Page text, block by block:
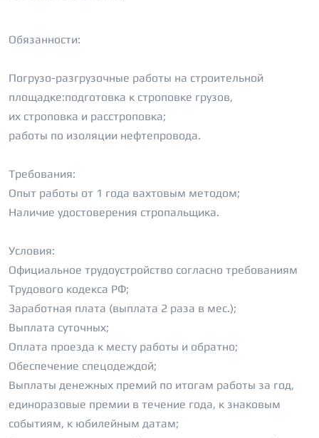
Обязанности:
Погрузо-разгрузочные работы на строительной
площадке:подготовка к строповке грузов,
их строповка и расстроповка;
работы по изоляции нефтепровода.
Требования:
Опыт работы от 1 года вахтовым методом;
Наличие удостоверения стропальщика.
Условия:
Официaльное трудоустройство согласно требованиям
Трудового кодекса РФ;
Заработная плата (выплата 2 раза в мес.);
Выплата суточных;
Оплата проезда к месту работы и обратно;
Обеспечение спецодеждой;
Выплаты денежных премий по итогам работы за год,
единоразовые премии в течение года, к знаковым
событиям, к юбилейным датам;